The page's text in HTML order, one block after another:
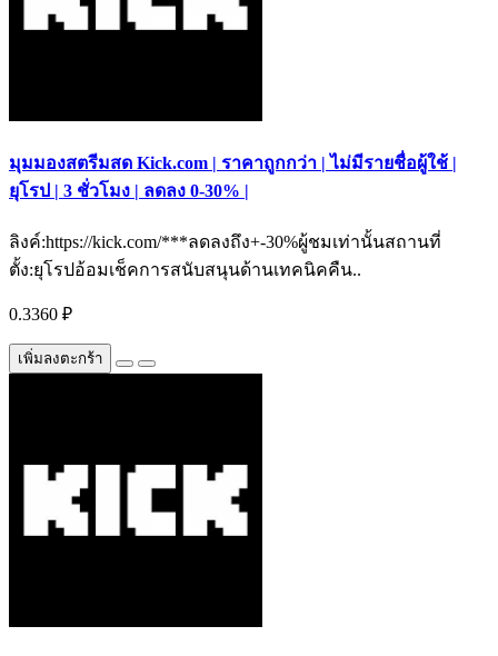
มุมมองสตรีมสด Kick.com | ราคาถูกกว่า | ไม่มีรายชื่อผู้ใช้ |
ยุโรป | 3 ชั่วโมง | ลดลง 0-30% |
ลิงค์:https://kick.com/***ลดลงถึง+-30%ผู้ชมเท่านั้นสถานที่
ตั้ง:ยุโรปอ้อมเช็คการสนับสนุนด้านเทคนิคคืน..
0.3360 ₽
เพิ่มลงตะกร้า